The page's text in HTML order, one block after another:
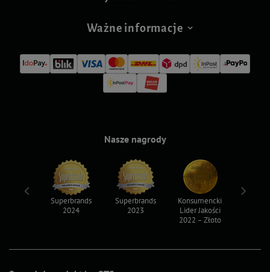
Ważne informacje
Nasze nagrody
Superbrands
2024
Superbrands
2023
Konsumencki
Lider Jakości
2022 – Złoto